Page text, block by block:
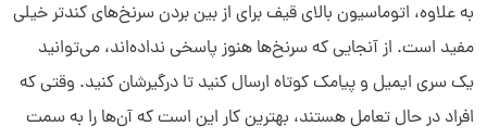
به علاوه، اتوماسیون بالای قیف برای از بین بردن سرنخ‌های کندتر خیلی
مفید است. از آنجایی که سرنخ‌ها هنوز پاسخی نداده‌اند، می‌توانید
یک سری ایمیل و پیامک کوتاه ارسال کنید تا درگیرشان کنید. وقتی که
افراد در حال تعامل هستند، بهترین کار این است که آن‌ها را به سمت